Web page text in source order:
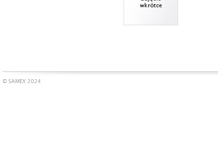
© SAMEX 2024